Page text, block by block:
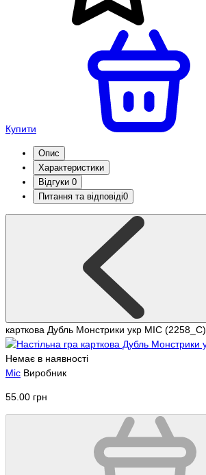
Купити
Опис
Характеристики
Відгуки 0
Питання та відповіді0
карткова Дубль Монстрики укр MIC (2258_C)
Немає в наявності
Mic Виробник
55.00 грн